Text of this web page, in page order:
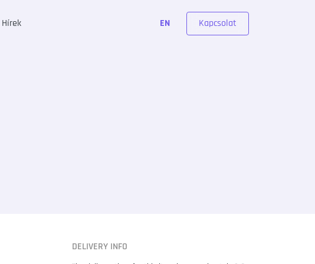
Hírek EN Kapcsolat
DELIVERY INFO